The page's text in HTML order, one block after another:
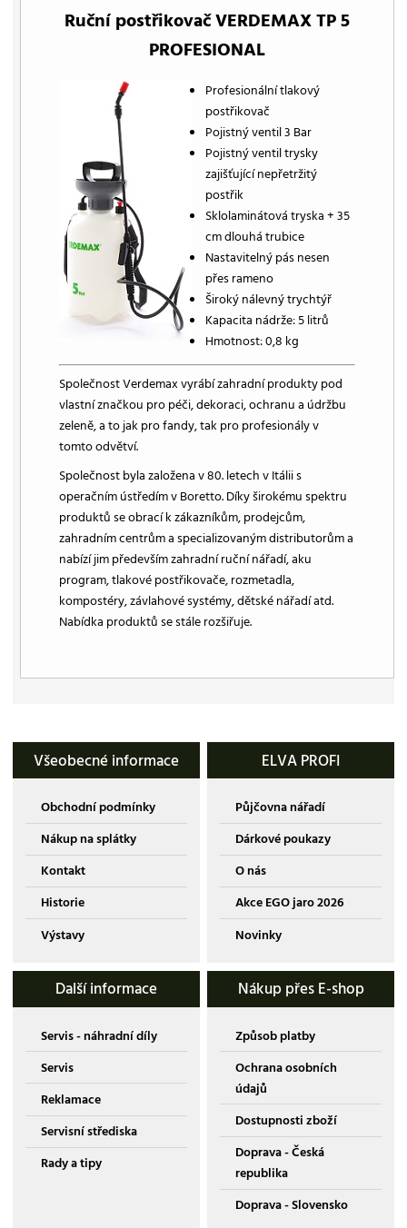
Ruční postřikovač VERDEMAX TP 5
PROFESIONAL
Profesionální tlakový
postřikovač
Pojistný ventil 3 Bar
Pojistný ventil trysky
zajišťující nepřetržitý
postřik
Sklolaminátová tryska + 35
cm dlouhá trubice
Nastavitelný pás nesen
přes rameno
Široký nálevný trychtýř
Kapacita nádrže: 5 litrů
Hmotnost: 0,8 kg
Společnost Verdemax vyrábí zahradní produkty pod
vlastní značkou pro péči, dekoraci, ochranu a údržbu
zeleně, a to jak pro fandy, tak pro profesionály v
tomto odvětví.
Společnost byla založena v 80. letech v Itálii s
operačním ústředím v Boretto. Díky širokému spektru
produktů se obrací k zákazníkům, prodejcům,
zahradním centrům a specializovaným distributorům a
nabízí jim především zahradní ruční nářadí, aku
program, tlakové postřikovače, rozmetadla,
kompostéry, závlahové systémy, dětské nářadí atd.
Nabídka produktů se stále rozšiřuje.
Všeobecné informace
Obchodní podmínky
Nákup na splátky
Kontakt
Historie
Výstavy
ELVA PROFI
Půjčovna nářadí
Dárkové poukazy
O nás
Akce EGO jaro 2026
Novinky
Další informace
Servis - náhradní díly
Servis
Reklamace
Servisní střediska
Rady a tipy
Nákup přes E-shop
Způsob platby
Ochrana osobních
údajů
Dostupnosti zboží
Doprava - Česká
republika
Doprava - Slovensko